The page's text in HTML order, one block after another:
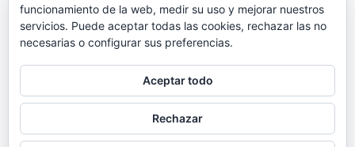
Acceder
Feed de entradas
Feed de comentarios
WordPress.org
funcionamiento de la web, medir su uso y mejorar nuestros
servicios. Puede aceptar todas las cookies, rechazar las no
necesarias o configurar sus preferencias.
Aceptar todo
Rechazar